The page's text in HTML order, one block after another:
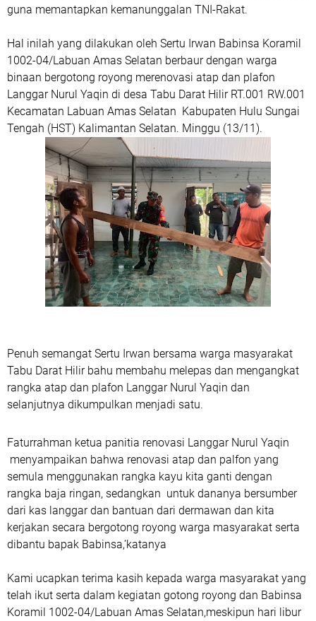
guna memantapkan kemanunggalan TNI-Rakat.
Hal inilah yang dilakukan oleh Sertu Irwan Babinsa Koramil
1002-04/Labuan Amas Selatan berbaur dengan warga
binaan bergotong royong merenovasi atap dan plafon
Langgar Nurul Yaqin di desa Tabu Darat Hilir RT.001 RW.001
Kecamatan Labuan Amas Selatan Kabupaten Hulu Sungai
Tengah (HST) Kalimantan Selatan. Minggu (13/11).
Penuh semangat Sertu Irwan bersama warga masyarakat
Tabu Darat Hilir bahu membahu melepas dan mengangkat
rangka atap dan plafon Langgar Nurul Yaqin dan
selanjutnya dikumpulkan menjadi satu.
Faturrahman ketua panitia renovasi Langgar Nurul Yaqin
menyampaikan bahwa renovasi atap dan palfon yang
semula menggunakan rangka kayu kita ganti dengan
rangka baja ringan, sedangkan untuk dananya bersumber
dari kas langgar dan bantuan dari dermawan dan kita
kerjakan secara bergotong royong warga masyarakat serta
dibantu bapak Babinsa,’katanya
Kami ucapkan terima kasih kepada warga masyarakat yang
telah ikut serta dalam kegiatan gotong royong dan Babinsa
Koramil 1002-04/Labuan Amas Selatan,meskipun hari libur